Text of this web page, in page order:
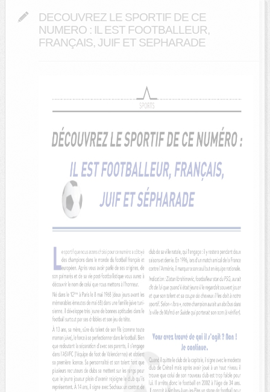
DECOUVREZ LE SPORTIF DE CE
NUMERO : IL EST FOOTBALLEUR,
FRANÇAIS, JUIF ET SEPHARADE